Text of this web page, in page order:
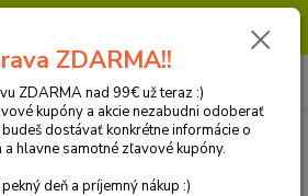
nad 99€ získate poštovné ZDARMA.
ZDARMA!!
ZDARMA nad 99€ už teraz :)
kupóny a akcie nezabudni odoberať
dostávať konkrétne informácie o
a hlavne samotné zľavové kupóny.
deň a príjemný nákup :)